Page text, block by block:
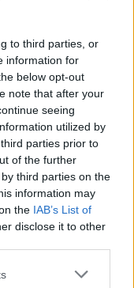
to third parties, or
information for
below opt-out
note that after your
seeing
utilized by
parties prior to
of the further
third parties on the
information may
the IAB’s List of
disclose it to other
ο Καρέλης, ποιοι
Αστέρα
ο Καρέλης»
χρονιάς να
στο
Χουχούμης: